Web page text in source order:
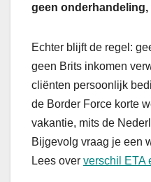
geen
Echter blijft de regel:
geen Brits inkomen
cliënten persoonlijk
de Border Force korte
vakantie, mits de
Bijgevolg vraag je een
Lees over verschil ETA